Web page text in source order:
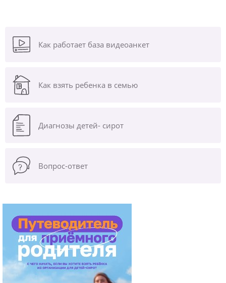
Как работает база видеоанкет
Как взять ребенка в семью
Диагнозы детей- сирот
Вопрос-ответ